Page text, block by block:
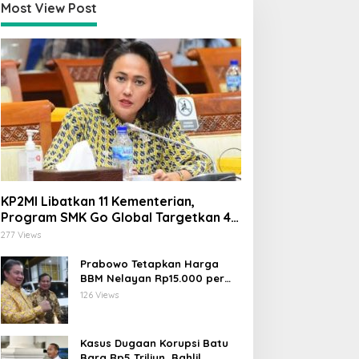
Most View Post
KP2MI Libatkan 11 Kementerian,
Program SMK Go Global Targetkan 40
Ribu Peserta Tahun Ini
277 Views
Prabowo Tetapkan Harga
BBM Nelayan Rp15.000 per
Liter, Berlaku untuk Kapal 30-
126 Views
Kasus Dugaan Korupsi Batu